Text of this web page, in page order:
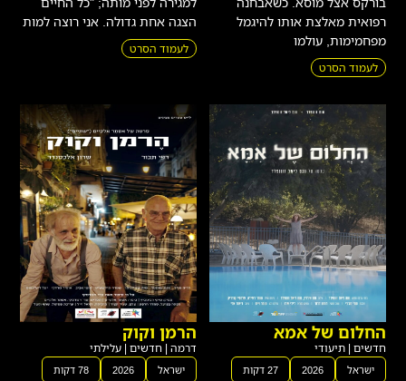
רפואית מאלצת אותו להיגמל
מפחמימות, עולמו
לעמוד הסרט
הצגה אחת גדולה. אני רוצה למות
לעמוד הסרט
החלום של אמא
חדשים |תיעודי
ישראל 2026 27 דקות
הרמן וקוק
דרמה | חדשים | עלילתי
ישראל 2026 78 דקות